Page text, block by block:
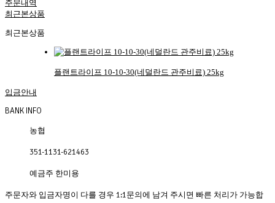
주문내역
최근본상품
최근본상품
플랜트라이프 10-10-30(네덜란드 관주비료) 25kg
입금안내
BANK INFO
농협
351-1131-621463
예금주 한미용
주문자와 입금자명이 다를 경우 1:1문의에 남겨 주시면 빠른 처리가 가능합